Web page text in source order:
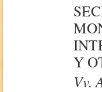
Y
Vv.